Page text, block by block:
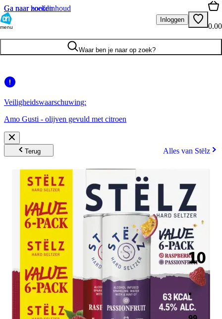
Ga naar hoofdinhoud
Ga naar zoeken
menu
Inloggen
0.00
Waar ben je naar op zoek?
Veiligheidswaarschuwing:
Amo Gusti - olijven gevuld met citroen
Terug Alles van Stëlz
10
.